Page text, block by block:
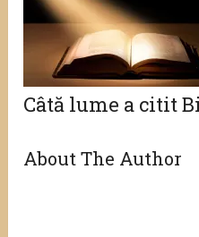
Câtă lume a citit
About The Author